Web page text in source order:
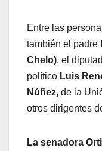
Entre las
también el padre
Chelo), el
político Luis
Núñez, de la
otros dirigentes
La senadora